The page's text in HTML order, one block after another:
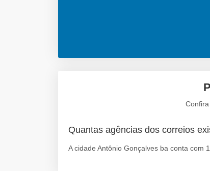
Quantas agências dos correios
A cidade Antônio Gonçalves ba conta com